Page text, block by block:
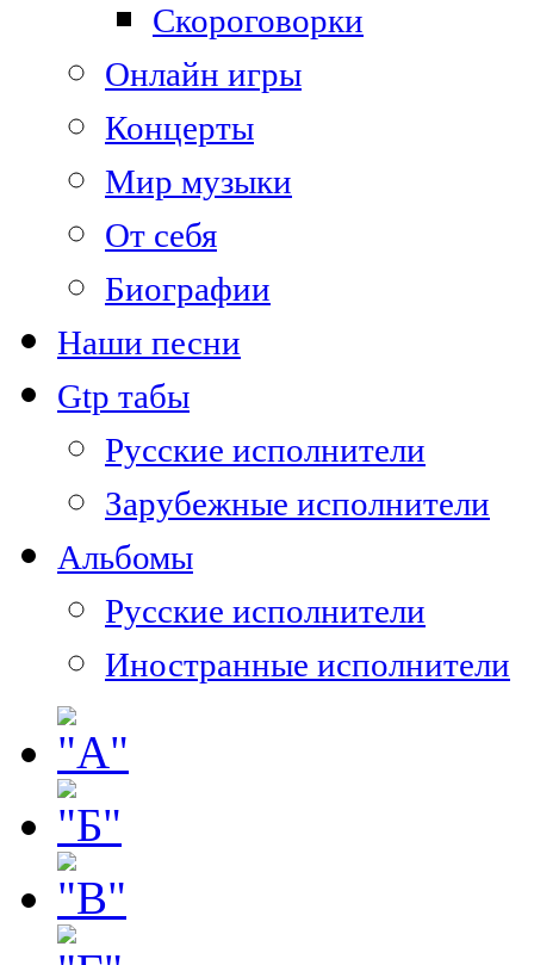
Скороговорки
Онлайн игры
Концерты
Мир музыки
От себя
Биографии
Наши песни
Gtp табы
Русские исполнители
Зарубежные исполнители
Альбомы
Русские исполнители
Иностранные исполнители